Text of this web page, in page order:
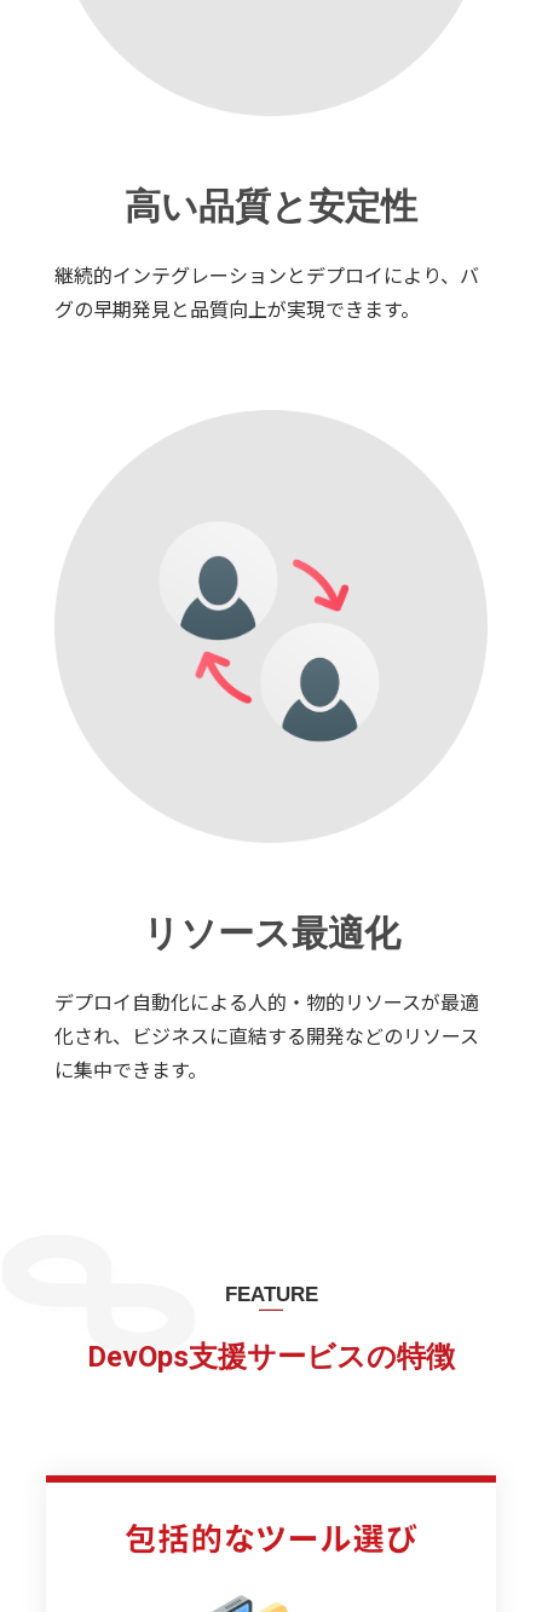
高い品質と安定性
継続的インテグレーションとデプロイにより、バ
グの早期発見と品質向上が実現できます。
リソース最適化
デプロイ自動化による人的・物的リソースが最適
化され、ビジネスに直結する開発などのリソース
に集中できます。
FEATURE
DevOps支援サービスの特徴